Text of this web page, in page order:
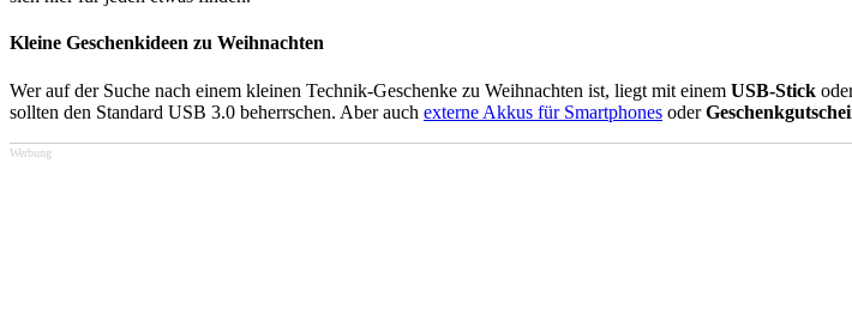
Kleine Geschenkideen zu Weihnachten
Wer auf der Suche nach einem kleinen Technik-Geschenke zu Weihnachten ist, liegt mit einem USB-Stick
sollten den Standard USB 3.0 beherrschen. Aber auch externe Akkus für Smartphones oder
Werbung